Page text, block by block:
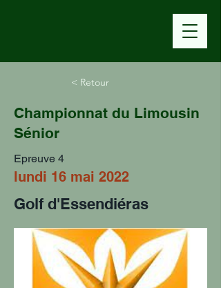
< Retour
Championnat du Limousin
Sénior
Epreuve 4
lundi 16 mai 2022
Golf d'Essendiéras